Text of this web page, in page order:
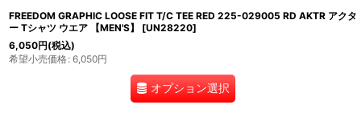
FREEDOM GRAPHIC LOOSE FIT T/C TEE RED 225-029005 RD AKTR アクタ
ー Tシャツ ウエア 【MEN'S】
[UN28220]
6,050円(税込)
希望小売価格: 6,050円
オプション選択